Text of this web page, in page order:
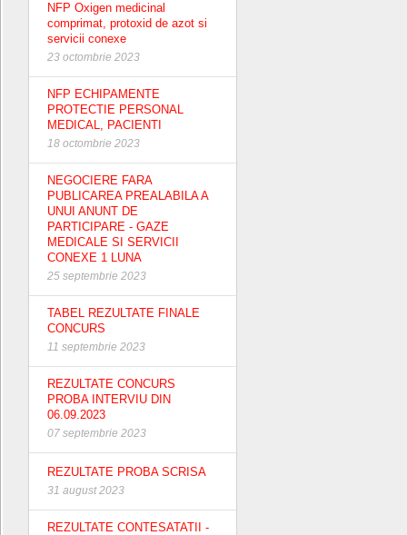
NFP Oxigen medicinal
comprimat, protoxid de azot si
servicii conexe
23 octombrie 2023
NFP ECHIPAMENTE
PROTECTIE PERSONAL
MEDICAL, PACIENTI
18 octombrie 2023
NEGOCIERE FARA
PUBLICAREA PREALABILA A
UNUI ANUNT DE
PARTICIPARE - GAZE
MEDICALE SI SERVICII
CONEXE 1 LUNA
25 septembrie 2023
TABEL REZULTATE FINALE
CONCURS
11 septembrie 2023
REZULTATE CONCURS
PROBA INTERVIU DIN
06.09.2023
07 septembrie 2023
REZULTATE PROBA SCRISA
31 august 2023
REZULTATE CONTESATATII -